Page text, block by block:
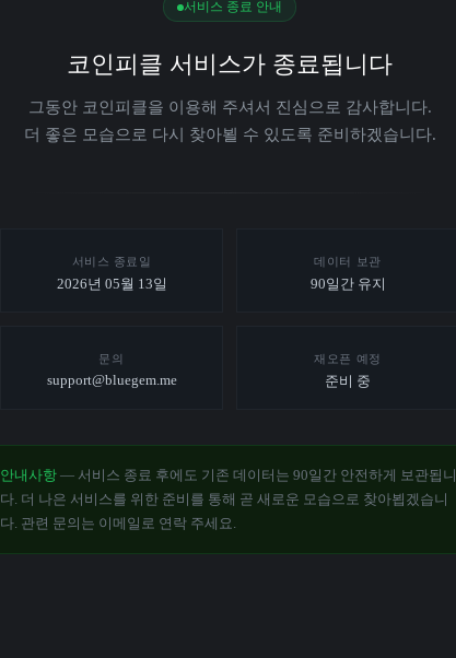
서비스 종료 안내
코인피클 서비스가 종료됩니다
그동안 코인피클을 이용해 주셔서 진심으로 감사합니다.
더 좋은 모습으로 다시 찾아뵐 수 있도록 준비하겠습니다.
서비스 종료일
2026년 05월 13일
데이터 보관
90일간 유지
문의
support@bluegem.me
재오픈 예정
준비 중
안내사항 — 서비스 종료 후에도 기존 데이터는 90일간 안전하게 보관됩니
다. 더 나은 서비스를 위한 준비를 통해 곧 새로운 모습으로 찾아뵙겠습니
다. 관련 문의는 이메일로 연락 주세요.